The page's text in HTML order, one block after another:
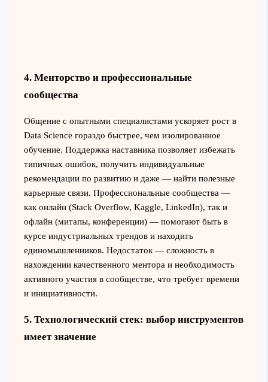
4. Менторство и профессиональные
сообщества
Общение с опытными специалистами ускоряет рост в
Data Science гораздо быстрее, чем изолированное
обучение. Поддержка наставника позволяет избежать
типичных ошибок, получить индивидуальные
рекомендации по развитию и даже — найти полезные
карьерные связи. Профессиональные сообщества —
как онлайн (Stack Overflow, Kaggle, LinkedIn), так и
офлайн (митапы, конференции) — помогают быть в
курсе индустриальных трендов и находить
единомышленников. Недостаток — сложность в
нахождении качественного ментора и необходимость
активного участия в сообществе, что требует времени
и инициативности.
5. Технологический стек: выбор инструментов
имеет значение